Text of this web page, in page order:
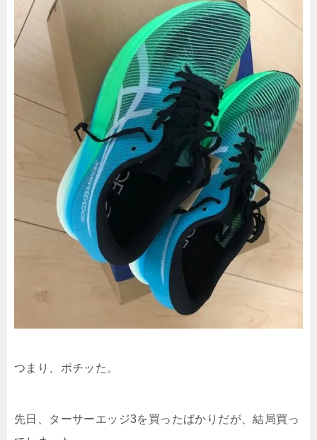
つまり、ポチッた。
先日、ターサーエッジ3を買ったばかりだが、結局買っ